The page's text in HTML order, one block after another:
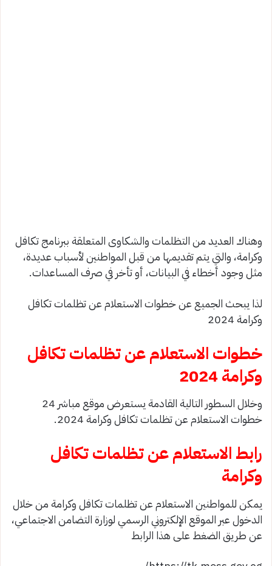
وهناك العديد من التظلمات والشكاوى المتعلقة ببرنامج تكافل
وكرامة، والتي يتم تقديمها من قبل المواطنين لأسباب عديدة،
مثل وجود أخطاء في البيانات، أو تأخر في صرف المساعدات.
لذا يبحث الجميع عن خطوات الاستعلام عن تظلمات تكافل
وكرامة 2024
خطوات الاستعلام عن تظلمات تكافل
وكرامة 2024
وخلال السطور التالية القادمة يستعرض موقع مباشر 24
خطوات الاستعلام عن تظلمات تكافل وكرامة 2024.
رابط الاستعلام عن تظلمات تكافل
وكرامة
يمكن للمواطنين الاستعلام عن تظلمات تكافل وكرامة من خلال
الدخول عبر الموقع الإلكتروني الرسمي لوزارة التضامن الاجتماعي،
عن طريق الضغط على هذا الرابط